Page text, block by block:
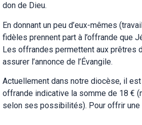
don de Dieu.
En donnant un peu d’eux-mêmes
fidèles prennent part à l’offrande que
Les offrandes permettent aux prêtres
assurer l’annonce de l’Évangile.
Actuellement dans notre diocèse, il
offrande indicative la somme de 18 €
selon ses possibilités). Pour offrir une